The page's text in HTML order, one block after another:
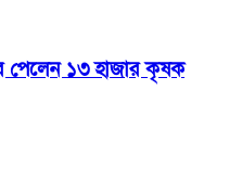
পেলেন ১৩ হাজার কৃষক